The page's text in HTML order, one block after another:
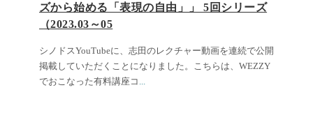
ズから始める「表現の自由」」 5回シリーズ
（2023.03～05
シノドスYouTubeに、志田のレクチャー動画を連続で公開
掲載していただくことになりました。こちらは、WEZZY
でおこなった有料講座コ ...